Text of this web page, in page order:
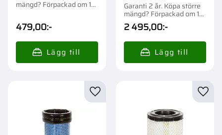
mängd? Förpackad om 1
479,00:-
Garanti 2 år. Köpa större
mängd? Förpackad om 1
st.
2 495,00:-
Lägg till i favoriter